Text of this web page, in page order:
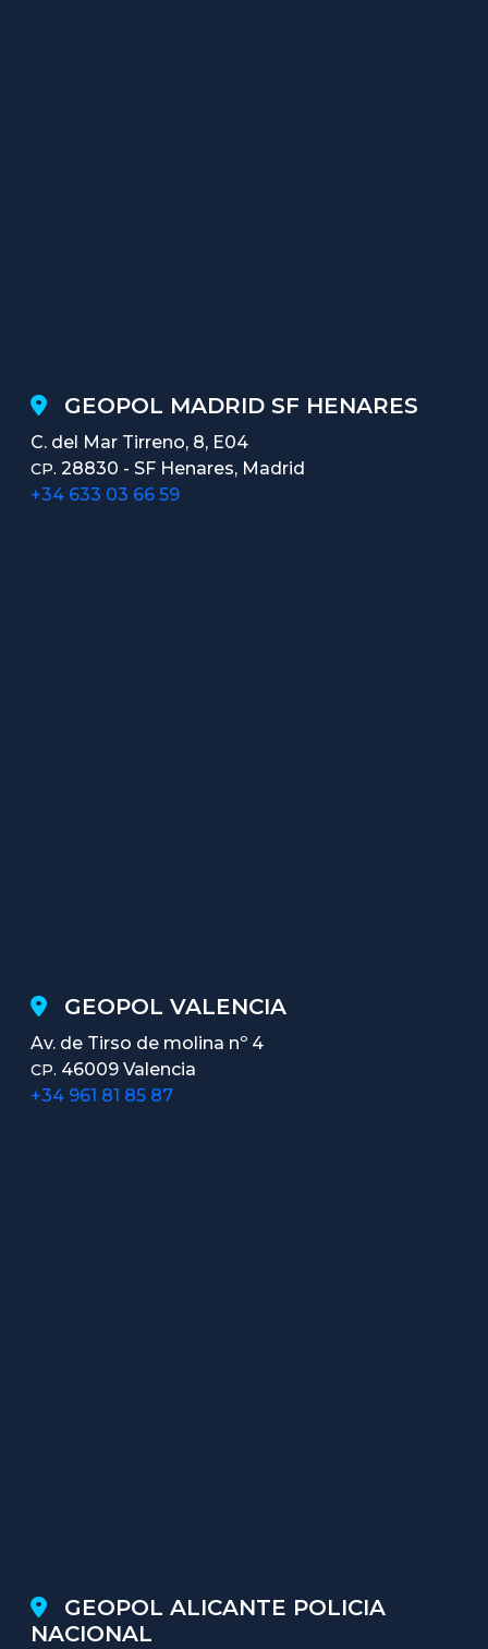
GEOPOL MADRID SF HENARES
C. del Mar Tirreno, 8, E04
CP. 28830 - SF Henares, Madrid
+34 633 03 66 59
GEOPOL VALENCIA
Av. de Tirso de molina nº 4
CP. 46009 Valencia
+34 961 81 85 87
GEOPOL ALICANTE POLICIA
NACIONAL